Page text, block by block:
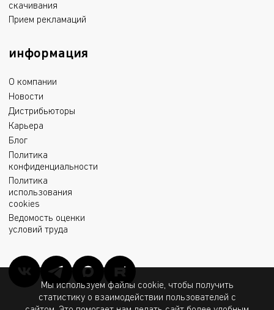
скачивания
Прием рекламаций
информация
О компании
Новости
Дистрибьюторы
Карьера
Блог
Политика
конфиденциальности
Политика
использования
cookies
Ведомость оценки
условий труда
Мы используем файлы cookie, чтобы получить
статистику о взаимодействии пользователей с